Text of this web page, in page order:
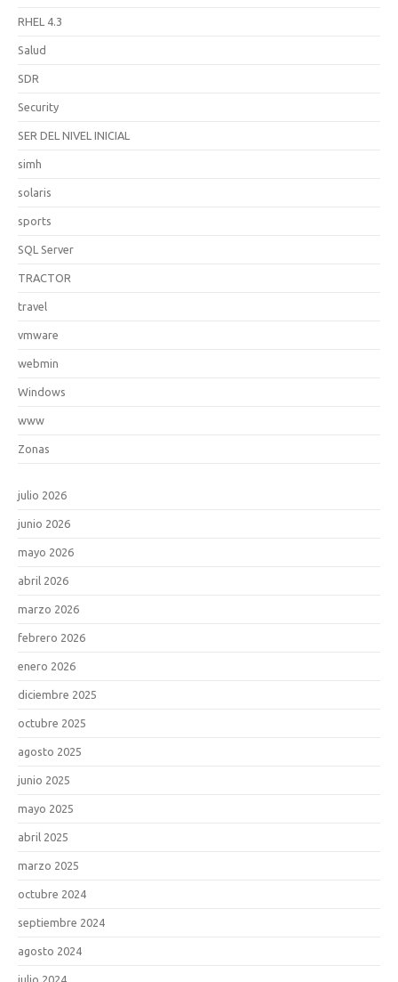
RHEL 4.3
Salud
SDR
Security
SER DEL NIVEL INICIAL
simh
solaris
sports
SQL Server
TRACTOR
travel
vmware
webmin
Windows
www
Zonas
julio 2026
junio 2026
mayo 2026
abril 2026
marzo 2026
febrero 2026
enero 2026
diciembre 2025
octubre 2025
agosto 2025
junio 2025
mayo 2025
abril 2025
marzo 2025
octubre 2024
septiembre 2024
agosto 2024
julio 2024